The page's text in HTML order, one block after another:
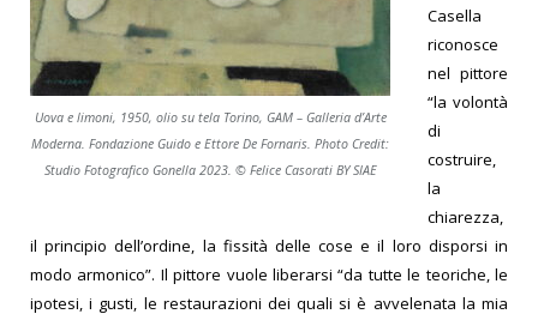
Uova e limoni, 1950, olio su tela Torino, GAM – Galleria d’Arte
Moderna. Fondazione Guido e Ettore De Fornaris. Photo Credit:
Studio Fotografico Gonella 2023. © Felice Casorati BY SIAE
Casella
riconosce
nel pittore
“la volontà
di
costruire,
la
chiarezza,
il principio dell’ordine, la fissità delle cose e il loro disporsi in
modo armonico”. Il pittore vuole liberarsi “da tutte le teoriche, le
ipotesi, i gusti, le restaurazioni dei quali si è avvelenata la mia